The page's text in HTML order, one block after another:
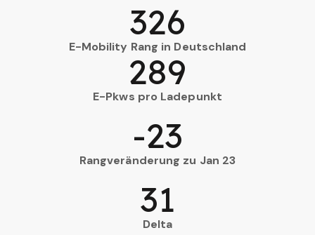
E-Mobility Rang in Deutschland
326
E-Pkws pro Ladepunkt
289
Rangveränderung zu Jan 23
-23
Delta
31